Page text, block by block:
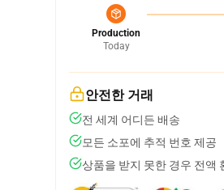
Production
Today
안전한 거래
전 세계 어디든 배송
모든 소포에 추적 번호 제공
상품을 받지 못한 경우 전액